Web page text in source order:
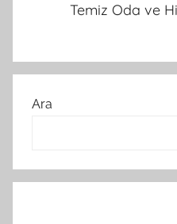
Temiz Oda ve
Ara